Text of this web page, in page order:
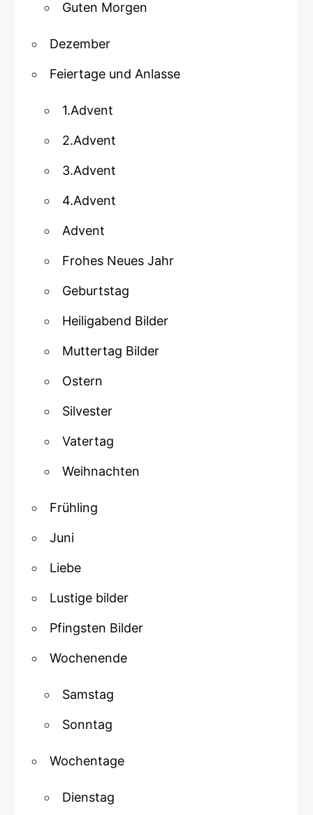
Guten Morgen
Dezember
Feiertage und Anlasse
1.Advent
2.Advent
3.Advent
4.Advent
Advent
Frohes Neues Jahr
Geburtstag
Heiligabend Bilder
Muttertag Bilder
Ostern
Silvester
Vatertag
Weihnachten
Frühling
Juni
Liebe
Lustige bilder
Pfingsten Bilder
Wochenende
Samstag
Sonntag
Wochentage
Dienstag